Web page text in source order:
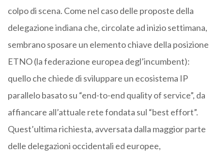
colpo di scena. Come nel caso delle proposte della
delegazione indiana che, circolate ad inizio settimana,
sembrano sposare un elemento chiave della posizione
ETNO (la federazione europea degl’incumbent):
quello che chiede di sviluppare un ecosistema IP
parallelo basato su “end-to-end quality of service”, da
affiancare all’attuale rete fondata sul “best effort”.
Quest’ultima richiesta, avversata dalla maggior parte
delle delegazioni occidentali ed europee,